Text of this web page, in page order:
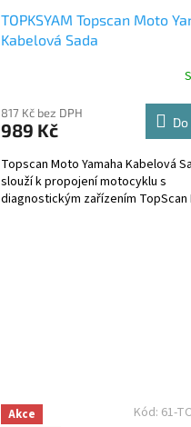
TOPKSYAM Topscan Moto
Kabelová Sada
817 Kč bez DPH
989 Kč
Topscan Moto Yamaha Kabelová
slouží k propojení motocyklu s
diagnostickým zařízením TopScan
Akce
Kód: 61-